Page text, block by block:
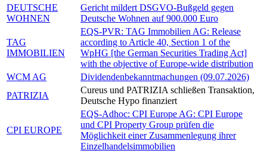
DEUTSCHE
WOHNEN
Gericht mildert DSGVO-Bußgeld gegen
Deutsche Wohnen auf 900.000 Euro
TAG
IMMOBILIEN
EQS-PVR: TAG Immobilien AG: Release
according to Article 40, Section 1 of the
WpHG [the German Securities Trading Act]
with the objective of Europe-wide distribution
WCM AG
Dividendenbekanntmachungen (09.07.2026)
PATRIZIA
Cureus und PATRIZIA schließen Transaktion,
Deutsche Hypo finanziert
CPI EUROPE
EQS-Adhoc: CPI Europe AG: CPI Europe
und CPI Property Group prüfen die
Möglichkeit einer Zusammenlegung ihrer
Einzelhandelsimmobilien